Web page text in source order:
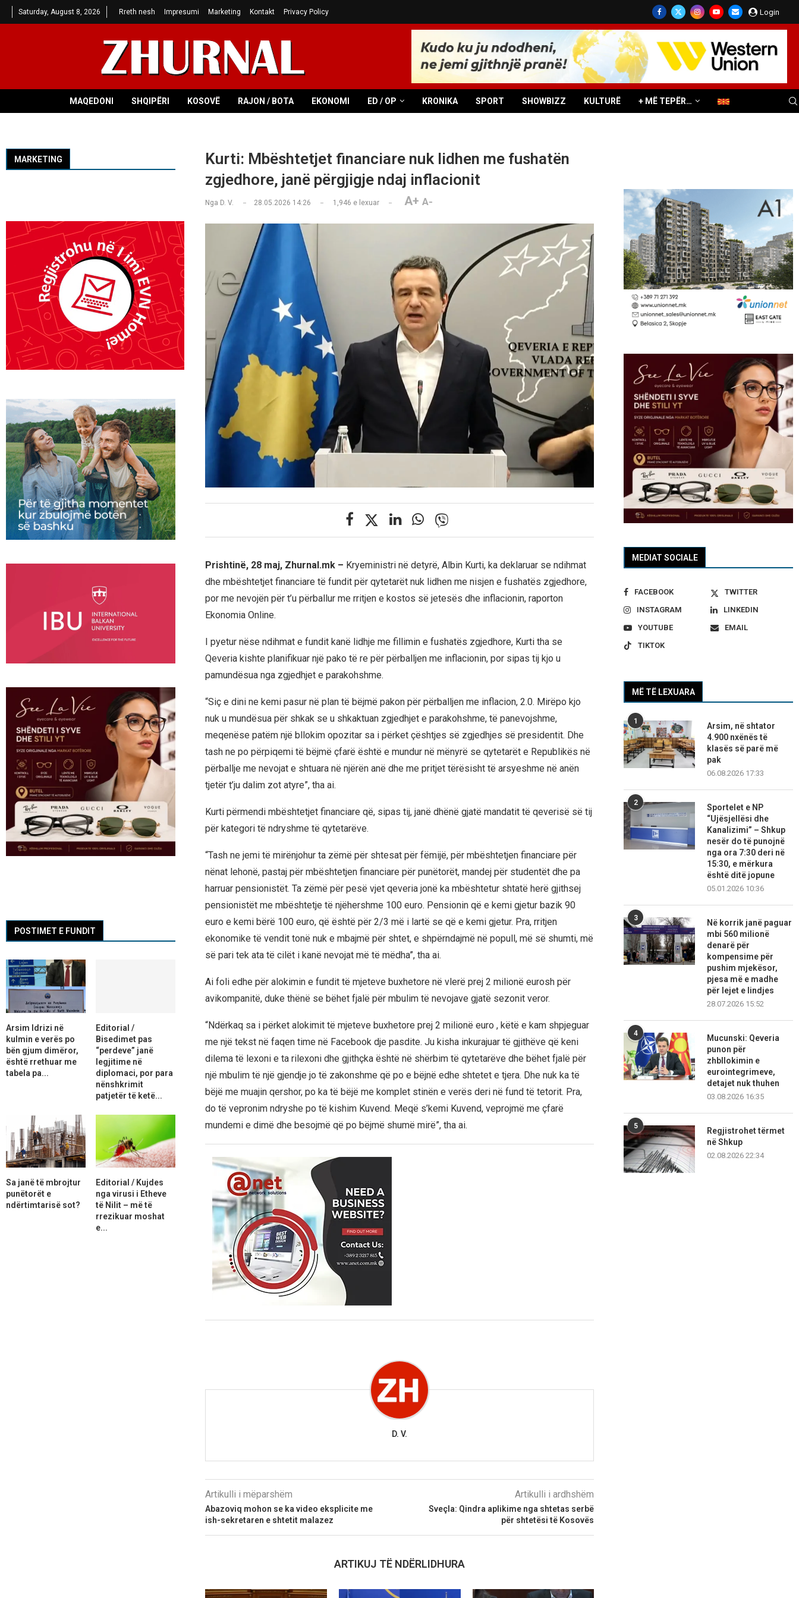
Saturday, August 8, 2026 Rreth nesh Impresumi Marketing Kontakt Privacy Policy Login
MAQEDONI SHQIPËRI KOSOVË RAJON / BOTA EKONOMI ED / OP KRONIKA SPORT SHOWBIZZ KULTURË + MË TEPËR…
Kurti: Mbështetjet financiare nuk lidhen me fushatën
zgjedhore, janë përgjigje ndaj inflacionit
Nga D. V. 28.05.2026 14:26 1,946 e lexuar A+ A-
Prishtinë, 28 maj, Zhurnal.mk – Kryeministri në detyrë, Albin Kurti, ka deklaruar se ndihmat
dhe mbështetjet financiare të fundit për qytetarët nuk lidhen me nisjen e fushatës zgjedhore,
por me nevojën për t’u përballur me rritjen e kostos së jetesës dhe inflacionin, raporton
Ekonomia Online.
I pyetur nëse ndihmat e fundit kanë lidhje me fillimin e fushatës zgjedhore, Kurti tha se
Qeveria kishte planifikuar një pako të re për përballjen me inflacionin, por sipas tij kjo u
pamundësua nga zgjedhjet e parakohshme.
“Siç e dini ne kemi pasur në plan të bëjmë pakon për përballjen me inflacion, 2.0. Mirëpo kjo
nuk u mundësua për shkak se u shkaktuan zgjedhjet e parakohshme, të panevojshme,
meqenëse patëm një bllokim opozitar sa i përket çështjes së zgjedhjes së presidentit. Dhe
tash ne po përpiqemi të bëjmë çfarë është e mundur në mënyrë se qytetarët e Republikës në
përballje me nevojat e shtuara në njërën anë dhe me pritjet tërësisht të arsyeshme në anën
tjetër t’ju dalim zot atyre”, tha ai.
Kurti përmendi mbështetjet financiare që, sipas tij, janë dhënë gjatë mandatit të qeverisë së tij
për kategori të ndryshme të qytetarëve.
“Tash ne jemi të mirënjohur ta zëmë për shtesat për fëmijë, për mbështetjen financiare për
nënat lehonë, pastaj për mbështetjen financiare për punëtorët, mandej për studentët dhe pa
harruar pensionistët. Ta zëmë për pesë vjet qeveria jonë ka mbështetur shtatë herë gjithsej
pensionistët me mbështetje të njëhershme 100 euro. Pensionin që e kemi gjetur bazik 90
euro e kemi bërë 100 euro, që është për 2/3 më i lartë se që e kemi gjetur. Pra, rritjen
ekonomike të vendit tonë nuk e mbajmë për shtet, e shpërndajmë në popull, më së shumti, më
së pari tek ata të cilët i kanë nevojat më të mëdha”, tha ai.
Ai foli edhe për alokimin e fundit të mjeteve buxhetore në vlerë prej 2 milionë eurosh për
avikompanitë, duke thënë se bëhet fjalë për mbulim të nevojave gjatë sezonit veror.
“Ndërkaq sa i përket alokimit të mjeteve buxhetore prej 2 milionë euro , këtë e kam shpjeguar
me një tekst në faqen time në Facebook dje pasdite. Ju kisha inkurajuar të gjithëve që keni
dilema të lexoni e ta rilexoni dhe gjithçka është në shërbim të qytetarëve dhe bëhet fjalë për
një mbulim të një gjendje jo të zakonshme që po e bëjnë edhe shtetet e tjera. Dhe nuk ka të
bëjë me muajin qershor, po ka të bëjë me komplet stinën e verës deri në fund të tetorit. Pra,
do të vepronim ndryshe po të kishim Kuvend. Meqë s’kemi Kuvend, veprojmë me çfarë
mundemi e dimë dhe besojmë që po bëjmë shumë mirë”, tha ai.
D. V.
Artikulli i mëparshëm
Abazoviq mohon se ka video eksplicite me
ish-sekretaren e shtetit malazez
Artikulli i ardhshëm
Sveçla: Qindra aplikime nga shtetas serbë
për shtetësi të Kosovës
ARTIKUJ TË NDËRLIDHURA
MEDIAT SOCIALE
FACEBOOK
TWITTER
INSTAGRAM
LINKEDIN
YOUTUBE
EMAIL
TIKTOK
MË TË LEXUARA
1
Arsim, në shtator
4.900 nxënës të
klasës së parë më
pak
06.08.2026 17:33
2
Sportelet e NP
“Ujësjellësi dhe
Kanalizimi” – Shkup
nesër do të punojnë
nga ora 7:30 deri në
15:30, e mërkura
është ditë jopune
05.01.2026 10:36
3
Në korrik janë paguar
mbi 560 milionë
denarë për
kompensime për
pushim mjekësor,
pjesa më e madhe
për lejet e lindjes
28.07.2026 15:52
4
Mucunski: Qeveria
punon për
zhbllokimin e
eurointegrimeve,
detajet nuk thuhen
03.08.2026 16:35
5
Regjistrohet tërmet
në Shkup
02.08.2026 22:34
MARKETING
POSTIMET E FUNDIT
Arsim Idrizi në
kulmin e verës po
bën gjum dimëror,
është rrethuar me
tabela pa...
Editorial /
Bisedimet pas
“perdeve” janë
legjitime në
diplomaci, por para
nënshkrimit
patjetër të ketë...
Sa janë të mbrojtur
punëtorët e
ndërtimtarisë sot?
Editorial / Kujdes
nga virusi i Etheve
të Nilit – më të
rrezikuar moshat
e...